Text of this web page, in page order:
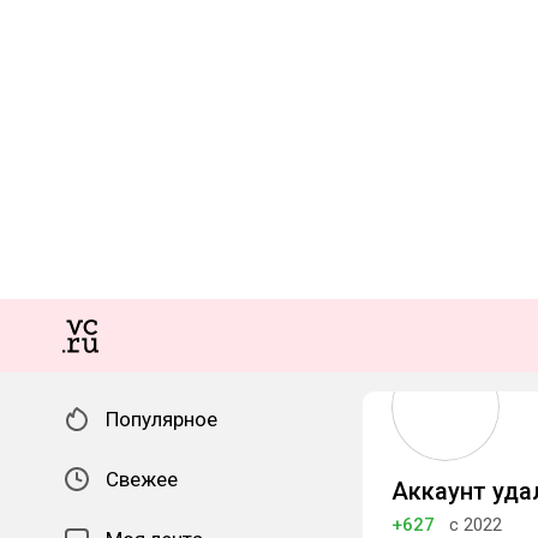
Популярное
Свежее Аккаунт
+627 с 2022